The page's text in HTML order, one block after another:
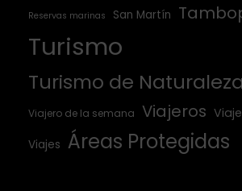
Reservas marinas San Martín
Turismo
Turismo de Naturaleza
Viajero de la semana Viajeros
Viajes Áreas Protegidas